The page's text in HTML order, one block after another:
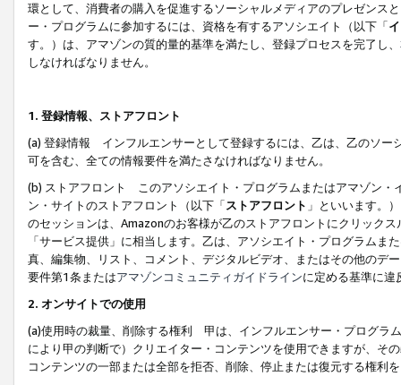
環として、消費者の購入を促進するソーシャルメディアのプレゼンス
ー・プログラムに参加するには、資格を有するアソシエイト（以下「
す。）は、アマゾンの質的量的基準を満たし、登録プロセスを完了し、
しなければなりません。
1. 登録情報、ストアフロント
(a) 登録情報 インフルエンサーとして登録するには、乙は、乙のソー
可を含む、全ての情報要件を満たさなければなりません。
(b) ストアフロント このアソシエイト・プログラムまたはアマゾン・
ン・サイトのストアフロント（以下「ストアフロント 」といいます。
のセッションは、Amazonのお客様が乙のストアフロントにクリック
「サービス提供」に相当します。乙は、アソシエイト・プログラム
真、編集物、リスト、コメント、デジタルビデオ、またはその他のデ
要件第1条またはアマゾンコミュニティガイドラインに定める基準に違
2. オンサイトでの使用
(a)使用時の裁量、削除する権利 甲は、インフルエンサー・プログラ
により甲の判断で）クリエイター・コンテンツを使用できますが、そ
コンテンツの一部または全部を拒否、削除、停止または復元する権利